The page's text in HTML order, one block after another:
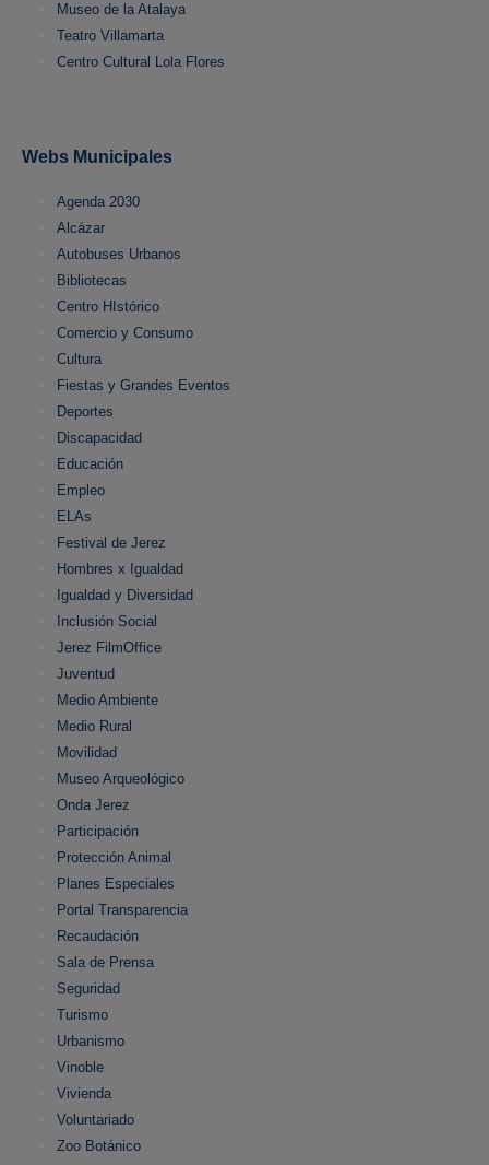
Museo de la Atalaya
Teatro Villamarta
Centro Cultural Lola Flores
Webs Municipales
Agenda 2030
Alcázar
Autobuses Urbanos
Bibliotecas
Centro HIstórico
Comercio y Consumo
Cultura
Fiestas y Grandes Eventos
Deportes
Discapacidad
Educación
Empleo
ELAs
Festival de Jerez
Hombres x Igualdad
Igualdad y Diversidad
Inclusión Social
Jerez FilmOffice
Juventud
Medio Ambiente
Medio Rural
Movilidad
Museo Arqueológico
Onda Jerez
Participación
Protección Animal
Planes Especiales
Portal Transparencia
Recaudación
Sala de Prensa
Seguridad
Turismo
Urbanismo
Vinoble
Vivienda
Voluntariado
Zoo Botánico